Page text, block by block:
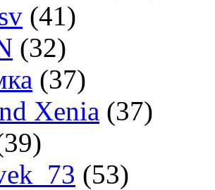
(41)
(32)
(37)
Xenia (37)
(53)